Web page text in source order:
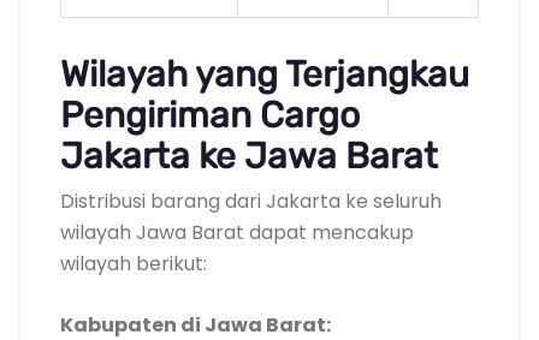
Wilayah yang Terjangkau
Pengiriman Cargo
Jakarta ke Jawa Barat
Distribusi barang dari Jakarta ke seluruh
wilayah Jawa Barat dapat mencakup
wilayah berikut:
Kabupaten di Jawa Barat: